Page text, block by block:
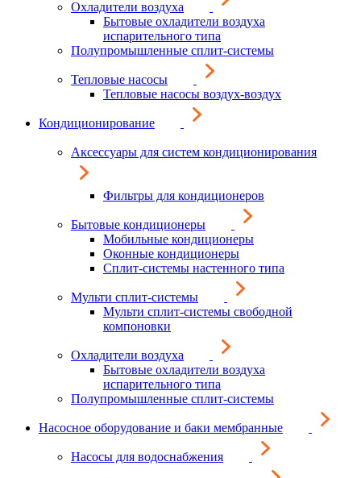
Охладители воздуха
Бытовые охладители воздуха
испарительного типа
Полупромышленные сплит-системы
Тепловые насосы
Тепловые насосы воздух-воздух
Кондиционирование
Аксессуары для систем кондиционирования
Фильтры для кондиционеров
Бытовые кондиционеры
Мобильные кондиционеры
Оконные кондиционеры
Сплит-системы настенного типа
Мульти сплит-системы
Мульти сплит-системы свободной
компоновки
Охладители воздуха
Бытовые охладители воздуха
испарительного типа
Полупромышленные сплит-системы
Насосное оборудование и баки мембранные
Насосы для водоснабжения